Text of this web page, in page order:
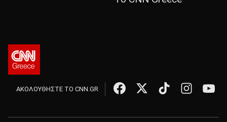
ΑΚΟΛΟΥΘΗΣΤΕ ΤΟ CNN.GR